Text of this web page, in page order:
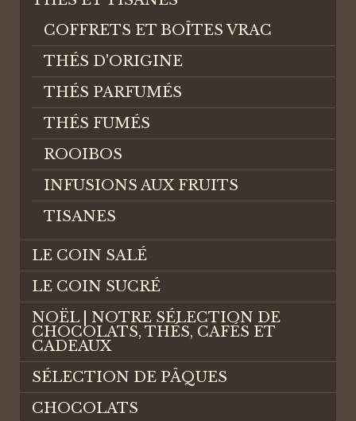
COFFRETS ET BOÎTES VRAC
THÉS D'ORIGINE
THÉS PARFUMÉS
THÉS FUMÉS
ROOIBOS
INFUSIONS AUX FRUITS
TISANES
LE COIN SALÉ
LE COIN SUCRÉ
NOËL | NOTRE SÉLECTION DE
CHOCOLATS, THÉS, CAFÉS ET
CADEAUX
SÉLECTION DE PÂQUES
CHOCOLATS